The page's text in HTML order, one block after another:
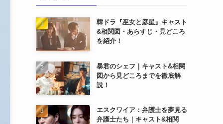
韓ドラ『巫女と彦星』キャスト
&相関図・あらすじ・見どころ
を紹介！
暴君のシェフ｜キャスト&相関
図から見どころまでを徹底解
説！
エスクワイア：弁護士を夢見る
弁護士たち｜キャスト&相関